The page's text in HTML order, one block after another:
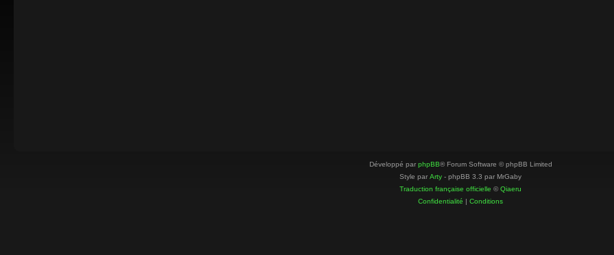
Développé par phpBB® Forum Software © phpBB Limited
Style par Arty - phpBB 3.3 par MrGaby
Traduction française officielle ©Qiaeru
Confidentialité | Conditions